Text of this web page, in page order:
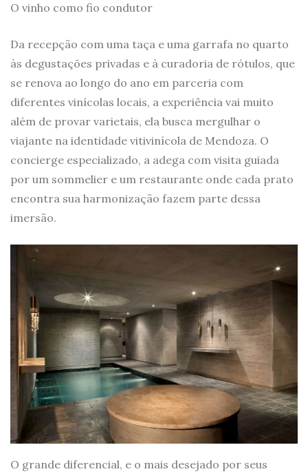
O vinho como fio condutor
Da recepção com uma taça e uma garrafa no quarto
às degustações privadas e à curadoria de rótulos, que
se renova ao longo do ano em parceria com
diferentes vinícolas locais, a experiência vai muito
além de provar varietais, ela busca mergulhar o
viajante na identidade vitivinícola de Mendoza. O
concierge especializado, a adega com visita guiada
por um sommelier e um restaurante onde cada prato
encontra sua harmonização fazem parte dessa
imersão.
O grande diferencial, e o mais desejado por seus